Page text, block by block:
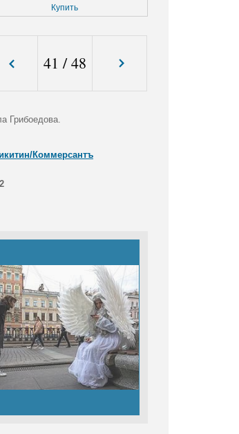
Купить
41 /48
Грибоедова.
Коммерсантъ